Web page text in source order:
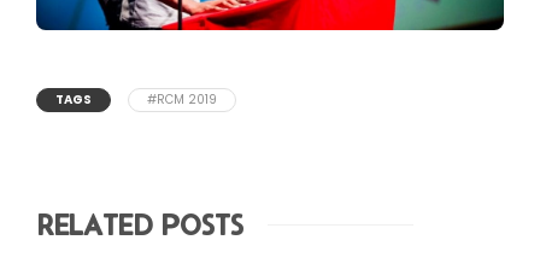
TAGS #RCM 2019
RELATED POSTS